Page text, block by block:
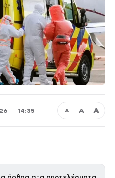
— 14:35 Α Α Α